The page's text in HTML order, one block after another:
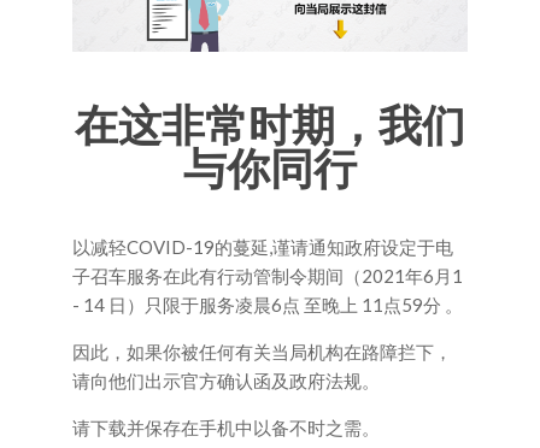
在这非常时期，我们
与你同行
以减轻COVID-19的蔓延,谨请通知政府设定于电
子召车服务在此有行动管制令期间（2021年6月1
- 14 日）只限于服务凌晨6点 至晚上 11点59分 。
因此，如果你被任何有关当局机构在路障拦下，
请向他们出示官方确认函及政府法规。
请下载并保存在手机中以备不时之需。